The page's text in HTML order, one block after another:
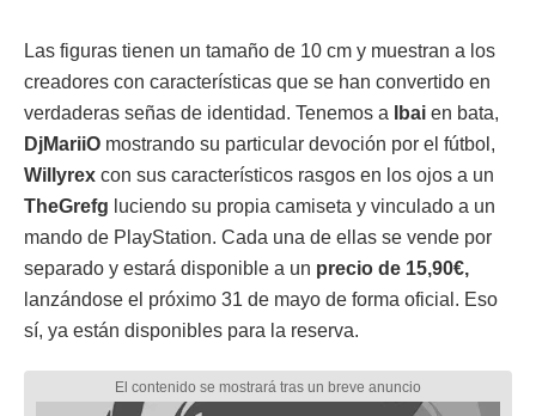
Las figuras tienen un tamaño de 10 cm y muestran a los
creadores con características que se han convertido en
verdaderas señas de identidad. Tenemos a
Ibai en bata,
DjMariiO mostrando su particular devoción por el fútbol,
Willyrex con sus característicos rasgos en los ojos a un
TheGrefg luciendo su propia camiseta y vinculado a un
mando de PlayStation. Cada una de ellas se vende por
separado y estará disponible a un precio de 15,90€,
lanzándose el próximo 31 de mayo de forma oficial. Eso
sí, ya están disponibles para la reserva.